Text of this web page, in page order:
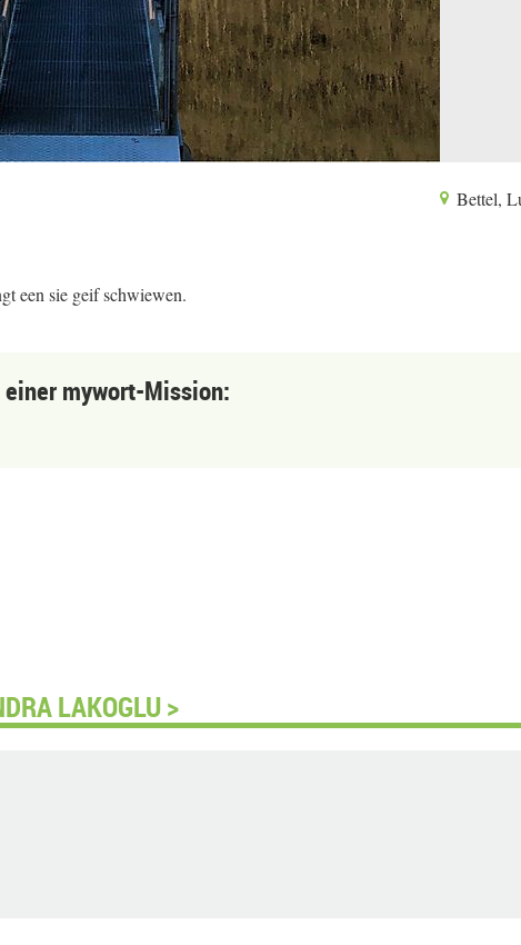
Bettel,
een sie geif schwiewen.
mywort-Mission:
LAKOGLU >